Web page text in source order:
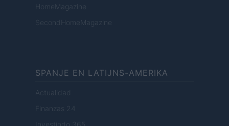
HomeMagazine
SecondHomeMagazine
SPANJE EN LATIJNS-AMERIKA
Actualidad
Finanzas 24